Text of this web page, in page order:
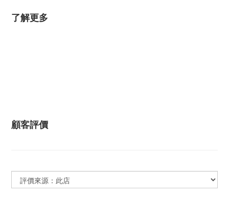
了解更多
顧客評價